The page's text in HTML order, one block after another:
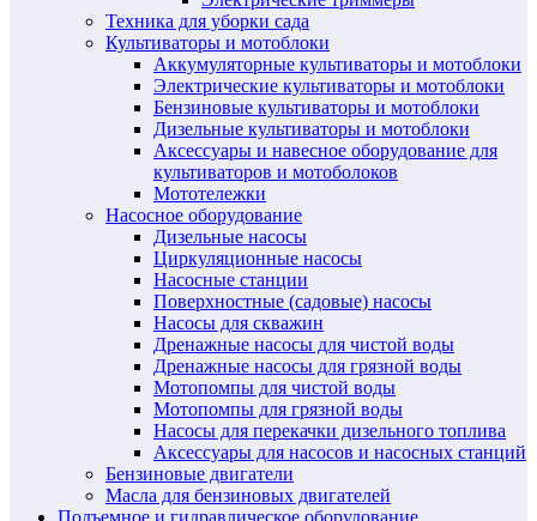
Техника для уборки сада
Культиваторы и мотоблоки
Аккумуляторные культиваторы и мотоблоки
Электрические культиваторы и мотоблоки
Бензиновые культиваторы и мотоблоки
Дизельные культиваторы и мотоблоки
Аксессуары и навесное оборудование для
культиваторов и мотоболоков
Мототележки
Насосное оборудование
Дизельные насосы
Циркуляционные насосы
Насосные станции
Поверхностные (садовые) насосы
Насосы для скважин
Дренажные насосы для чистой воды
Дренажные насосы для грязной воды
Мотопомпы для чистой воды
Мотопомпы для грязной воды
Насосы для перекачки дизельного топлива
Аксессуары для насосов и насосных станций
Бензиновые двигатели
Масла для бензиновых двигателей
Подъемное и гидравлическое оборудование